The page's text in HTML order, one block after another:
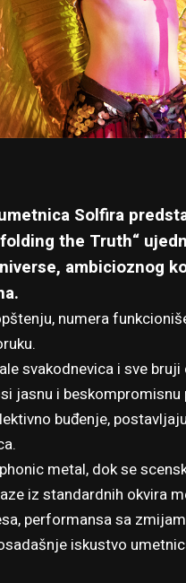
Solfira
the Truth“
ambicioznog
numera
svakodnevica i sve
jasnu i
buđenje,
metal, dok se
iz standardnih okvira
performansa sa
iskustvo